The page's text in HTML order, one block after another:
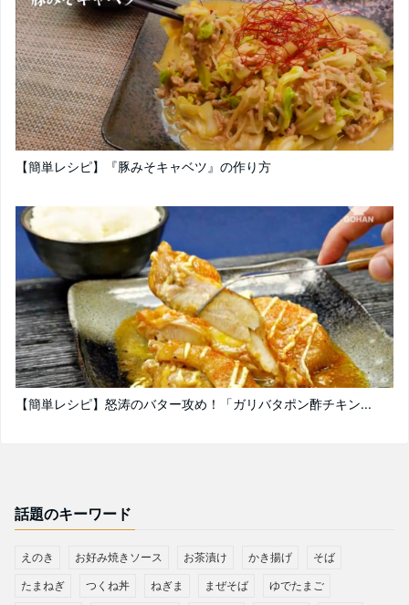
【簡単レシピ】『豚みそキャベツ』の作り方
【簡単レシピ】怒涛のバター攻め！「ガリバタポン酢チキン...
話題のキーワード
えのき お好み焼きソース お茶漬け かき揚げ そば
たまねぎ つくね丼 ねぎま まぜそば ゆでたまご